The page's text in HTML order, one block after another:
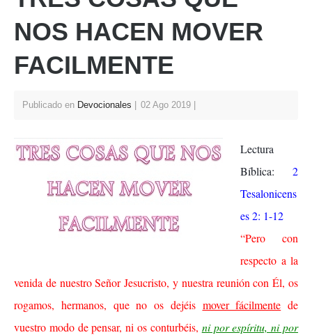
p
p
o
o
k
NOS HACEN MOVER
FACILMENTE
Publicado en Devocionales 02 Ago 2019
Lectura
Bíblica: 2
Tesalonicens
es 2: 1-12
“Pero con
respecto a la
venida de nuestro Señor Jesucristo, y nuestra reunión con Él, os
rogamos, hermanos, que no os dejéis mover fácilmente de
vuestro modo de pensar, ni os conturbéis, ni por espíritu, ni por